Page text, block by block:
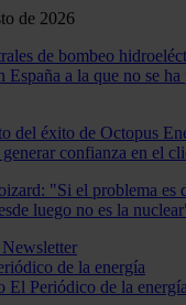
de 2026
de bombeo
España a la que no se
del éxito de Octopus
confianza en el
"Si el problema es
luego no es la
Newsletter